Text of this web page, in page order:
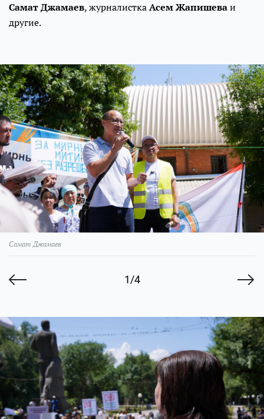
Самат Джамаев, журналисткаАсем Жапишеваи
другие.
1/4
Самат Джамаев